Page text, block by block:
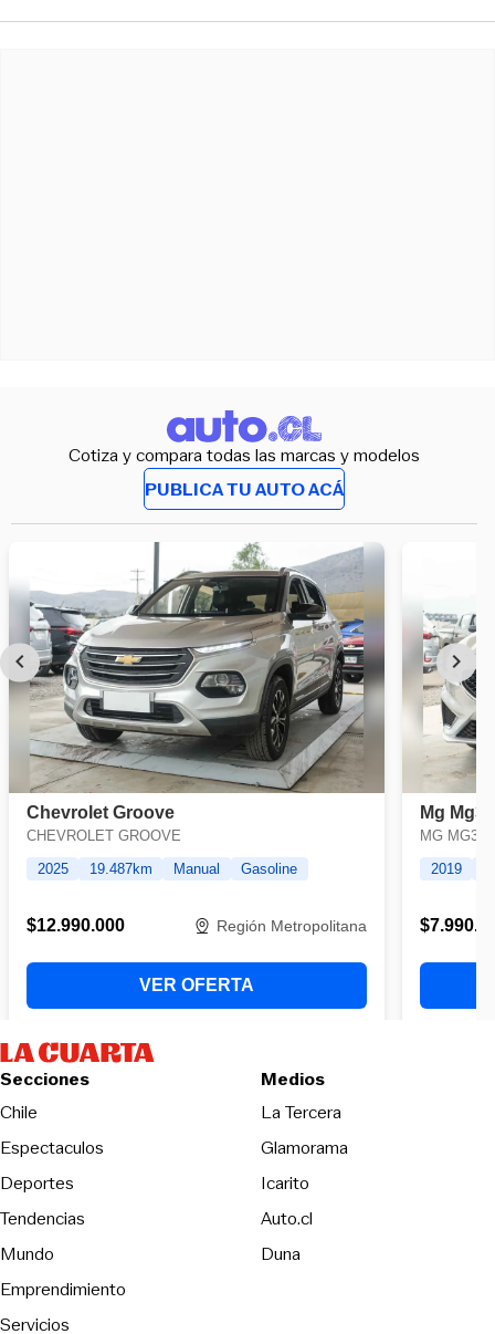
Cotiza y compara todas las marcas y modelos
PUBLICA TU AUTO ACÁ
Secciones
Chile
Espectaculos
Deportes
Tendencias
Mundo
Emprendimiento
Servicios
Medios
La TerceraOpens in new
Glamorama
Icarito
Auto.cl
DunaOpens in new window